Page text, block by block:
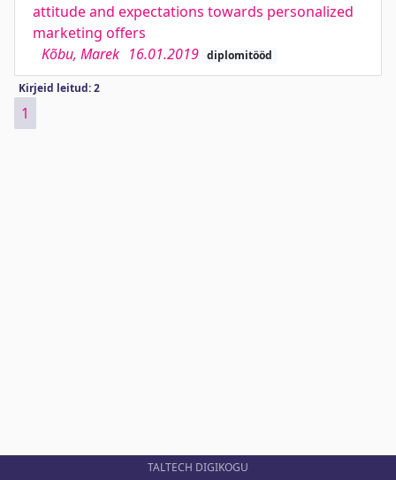
attitude and expectations towards personalized
marketing offers
Kõbu, Marek 16.01.2019 diplomitööd
Kirjeid leitud: 2
1
TALTECH DIGIKOGU